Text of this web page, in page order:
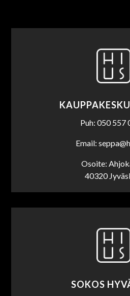
Puh: 050 557
Email:
Osoite:
40320
SOKOS